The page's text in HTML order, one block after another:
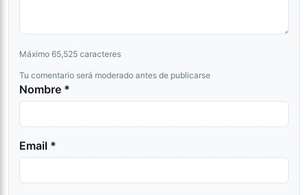
Máximo 65,525 caracteres
Tu comentario será moderado antes de publicarse
Nombre *
Email *